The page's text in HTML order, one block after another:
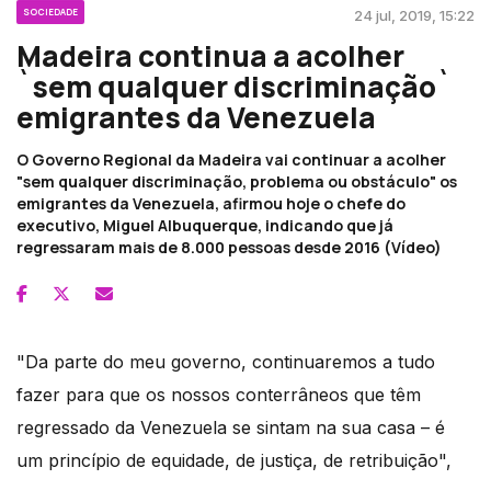
SOCIEDADE 24 jul, 2019, 15:22
Madeira continua a acolher
`sem qualquer discriminação`
emigrantes da Venezuela
O Governo Regional da Madeira vai continuar a acolher
"sem qualquer discriminação, problema ou obstáculo" os
emigrantes da Venezuela, afirmou hoje o chefe do
executivo, Miguel Albuquerque, indicando que já
regressaram mais de 8.000 pessoas desde 2016 (Vídeo)
"Da parte do meu governo, continuaremos a tudo
fazer para que os nossos conterrâneos que têm
regressado da Venezuela se sintam na sua casa – é
um princípio de equidade, de justiça, de retribuição",